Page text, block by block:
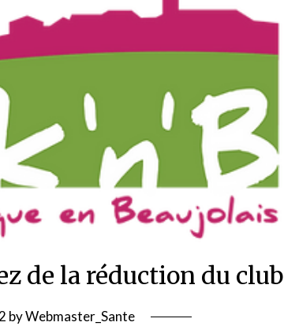
de la réduction du club
byWebmaster_Sante